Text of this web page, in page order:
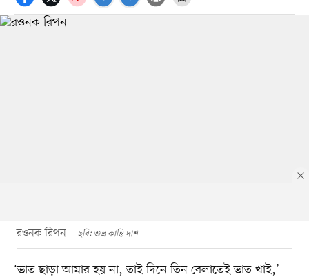
রওনক রিপন ছবি: শুভ্র কান্তি দাশ
‘ভাত ছাড়া আমার হয় না, তাই দিনে তিন বেলাতেই ভাত খাই,’